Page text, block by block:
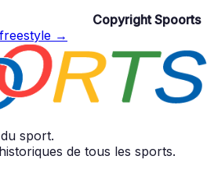
Copyright Spoorts
→
sport.
de tous les sports.